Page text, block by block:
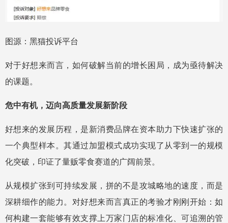
图源：黑猫投诉平台
对于好想来而言，如何破解当前的增长困局，成为亟待解决
的课题。
危中有机，迈向高质量发展新阶段
好想来的发展历程，是新消费品牌在资本助力下快速扩张的
一个典型样本。其通过加盟模式成功实现了从零到一的规模
化突破，印证了量贩零食赛道的广阔前景。
从规模扩张到可持续发展，拼的不是攻城略地的速度，而是
深耕细作的能力。对好想来而言真正的考验才刚刚开始：如
何构建一套能够有效支撑上万家门店的标准化、可追溯的管